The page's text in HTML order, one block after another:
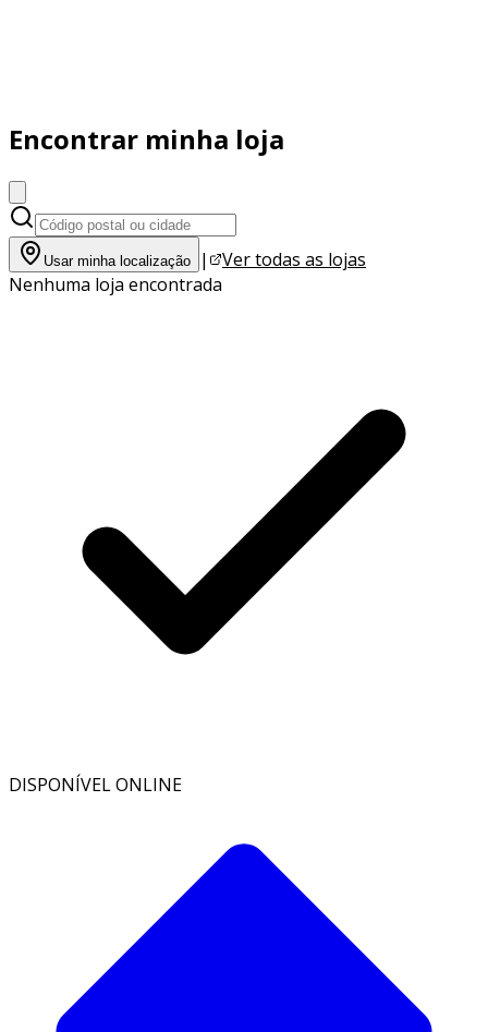
Encontrar minha loja
Usar minha localização |
Ver todas as lojas
Nenhuma loja encontrada
DISPONÍVEL ONLINE